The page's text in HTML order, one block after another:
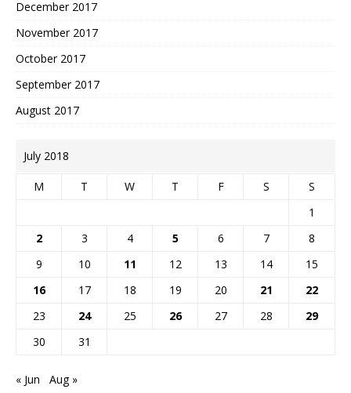
December 2017
November 2017
October 2017
September 2017
August 2017
July 2018
M T W T F S
S
1
2
3 4 5 6 7
8
9
10 11 12 13 14
15
16
17 18 19 20 21
22
23
24 25 26 27 28
29
30
31
« Jun Aug »